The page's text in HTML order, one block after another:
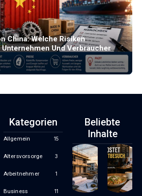
China: Welche Risiken
Und Verbraucher
Kategorien
Allgemein 15
Altersvorsorge 3
Arbeitnehmer 1
Business 11
Beliebte
Inhalte